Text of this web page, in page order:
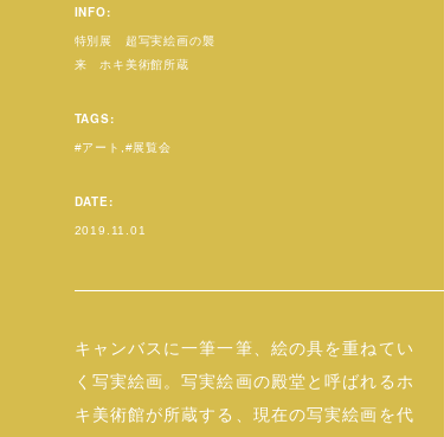
INFO:
特別展 超写実絵画の襲
来 ホキ美術館所蔵
TAGS:
アート 展覧会
DATE:
2019.11.01
キャンバスに一筆一筆、絵の具を重ねてい
く写実絵画。写実絵画の殿堂と呼ばれるホ
キ美術館が所蔵する、現在の写実絵画を代